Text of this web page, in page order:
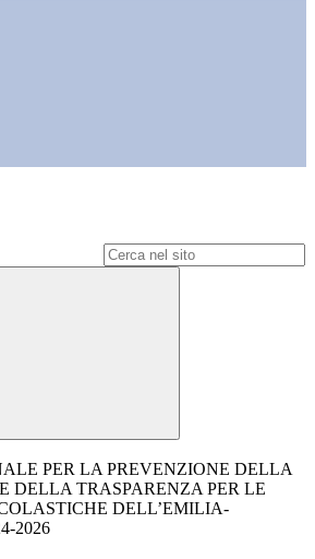
PER LA PREVENZIONE DELLA
DELLA TRASPARENZA PER LE
DELL’EMILIA-
2026